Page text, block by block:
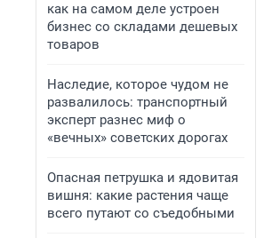
как на самом деле устроен
бизнес со складами дешевых
товаров
Наследие, которое чудом не
развалилось: транспортный
эксперт разнес миф о
«вечных» советских дорогах
Опасная петрушка и ядовитая
вишня: какие растения чаще
всего путают со съедобными